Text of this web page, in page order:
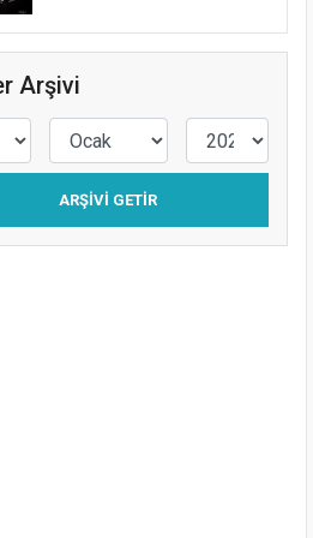
Arşivi
ARŞIVI GETIR